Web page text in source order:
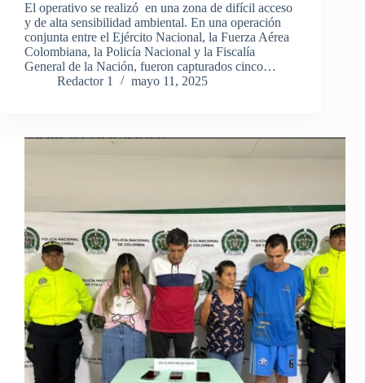
El operativo se realizó en una zona de difícil acceso
y de alta sensibilidad ambiental. En una operación
conjunta entre el Ejército Nacional, la Fuerza Aérea
Colombiana, la Policía Nacional y la Fiscalía
General de la Nación, fueron capturados cinco…
Redactor 1
mayo 11, 2025